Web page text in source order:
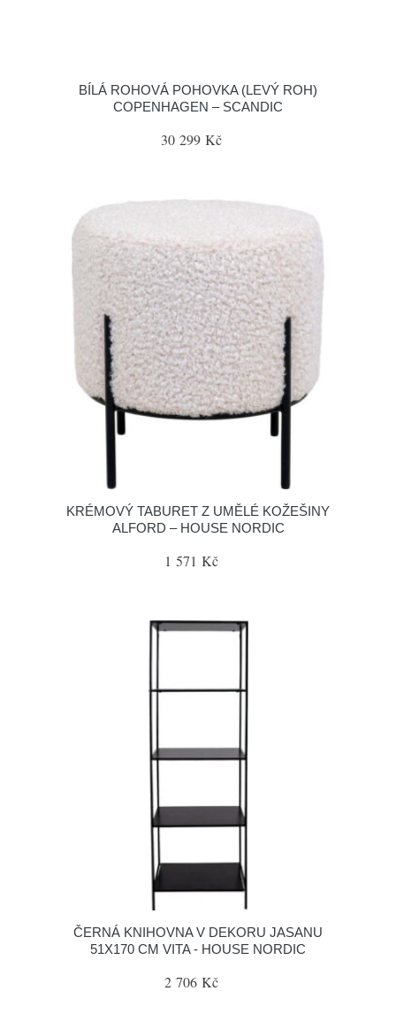
BÍLÁ ROHOVÁ POHOVKA (LEVÝ ROH)
COPENHAGEN – SCANDIC
30 299 Kč
KRÉMOVÝ TABURET Z UMĚLÉ KOŽEŠINY
ALFORD – HOUSE NORDIC
1 571 Kč
ČERNÁ KNIHOVNA V DEKORU JASANU
51X170 CM VITA - HOUSE NORDIC
2 706 Kč